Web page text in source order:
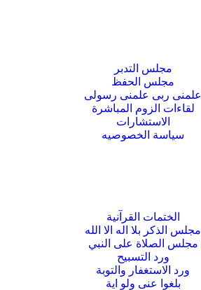
مجلس التدبر
مجلس الحفظ
علمنى ربى علمنى رسولى
لقاءات الزوم المباشرة
الاستشارات
سياسة الخصوصيه
الختمات القرآنية
مجلس الذكر بلا اله الا الله
مجلس الصلاة على النبي
ورد التسبيح
ورد الاستغفار والتوبة
بلغوا عنى ولو اية